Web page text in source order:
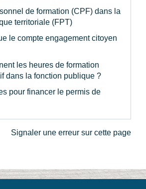
de formation (CPF) dans la
territoriale (FPT)
le compte engagement citoyen
les heures de formation
dans la fonction publique ?
pour financer le permis de
Signaler une erreur sur cette page